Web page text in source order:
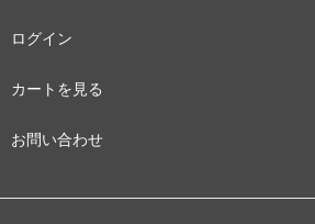
ログイン
カートを見る
お問い合わせ